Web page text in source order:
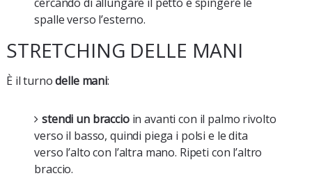
spalle verso l’esterno.
STRETCHING DELLE MANI
È il turnodelle mani:
stendi un braccioin avanti con il palmo rivolto
verso il basso, quindi piega i polsi e le dita
verso l’alto con l’altra mano. Ripeti con l’altro
braccio.